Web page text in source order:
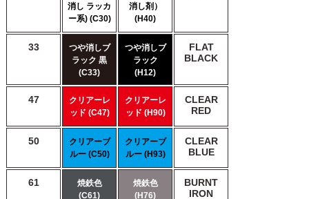
消し ラッカ
ー系) (C30)
消し剤）
(H40)
33
つや消しブ
ラック 黒
(C33)
つや消しブ
ラック
(H12)
FLAT
BLACK
47
クリアーレ
ッド (C47)
クリアーレ
ッド (H90)
CLEAR
RED
50
クリアーブ
ルー (C50)
クリアーブ
ルー (H93)
CLEAR
BLUE
61
焼鉄色
(C61)
焼鉄色
(H76)
BURNT
IRON